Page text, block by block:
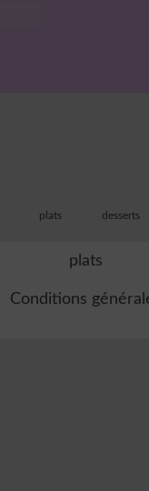
plats desserts
plats
Conditions